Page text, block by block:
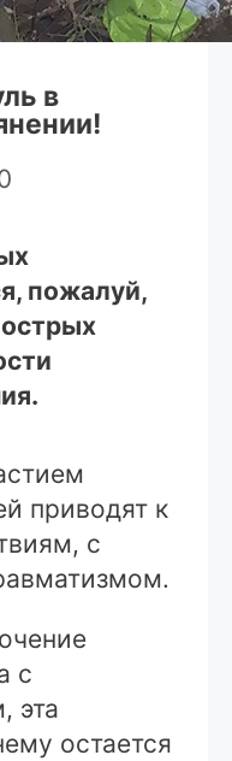
в
пожалуй,
приводят к
с
с
эта
остается